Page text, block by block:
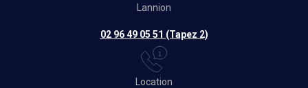
Lannion
02 96 49 05 51 (Tapez 2)
Location